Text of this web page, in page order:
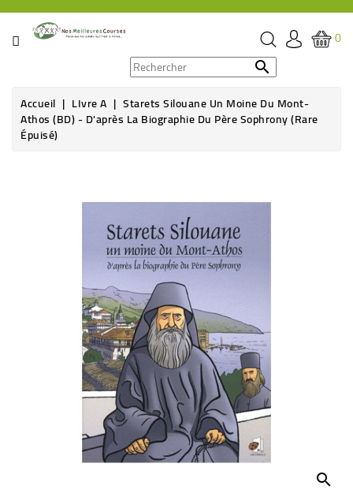
CATÉGORIE
ÉPICERIE
THÉ,
0

Accueil LIvre A Starets Silouane Un Moine Du Mont-
Athos (BD) - D'après La Biographie Du Père Sophrony (rare
Épuisé)
search